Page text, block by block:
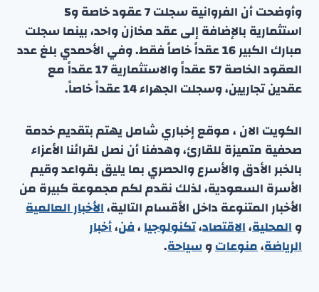
وأوضحت أن الفروانية سجلت 7 عقود خاصة و5
استثمارية بالإضافة إلى عقد مخازن واحد، بينما سجلت
مبارك الكبير 16 عقداً خاصاً فقط. وفي الأحمدي بلغ عدد
العقود الخاصة 57 عقداً والاستثمارية 17 عقداً مع
عقدين تجاريين، وسجلت الجهراء 14 عقداً خاصاً.
الكويت الان ، موقع إخباري شامل يهتم بتقديم خدمة
صحفية متميزة للقارئ، وهدفنا أن نصل لقرائنا الأعزاء
بالخبر الأدق والأسرع والحصري بما يليق بقواعد وقيم
الأسرة السعودية، لذلك نقدم لكم مجموعة كبيرة من
الأخبار المتنوعة داخل الأقسام التالية،الأخبار العالمية
والمحلية،الاقتصاد،تكنولوجيا،فن،أخبار
الرياضة،منوعاتوسياحة.